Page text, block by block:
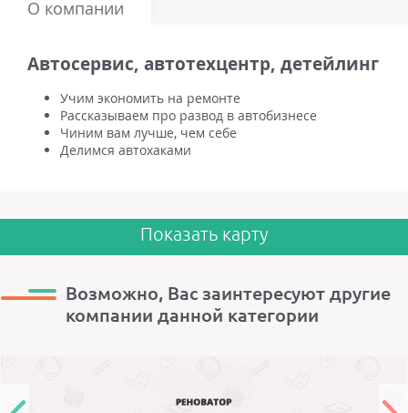
О компании
Автосервис, автотехцентр, детейлинг
Учим экономить на ремонте
Рассказываем про развод в автобизнесе
Чиним вам лучше, чем себе
Делимся автохаками
Показать карту
Возможно, Вас заинтересуют другие
компании данной категории